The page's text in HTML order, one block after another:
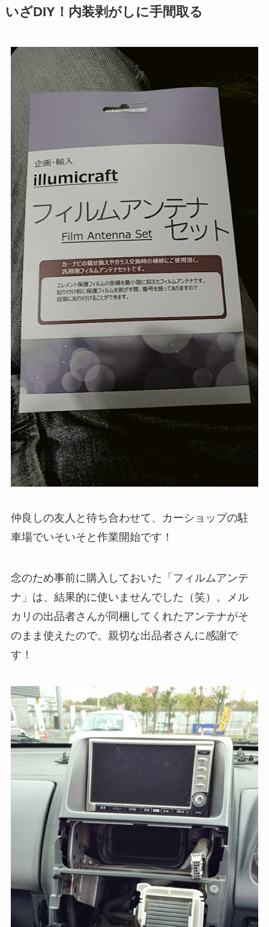
いざDIY！内装剥がしに手間取る
仲良しの友人と待ち合わせて、カーショップの駐
車場でいそいそと作業開始です！
念のため事前に購入しておいた「フィルムアンテ
ナ」は、結果的に使いませんでした（笑）。メル
カリの出品者さんが同梱してくれたアンテナがそ
のまま使えたので。親切な出品者さんに感謝で
す！